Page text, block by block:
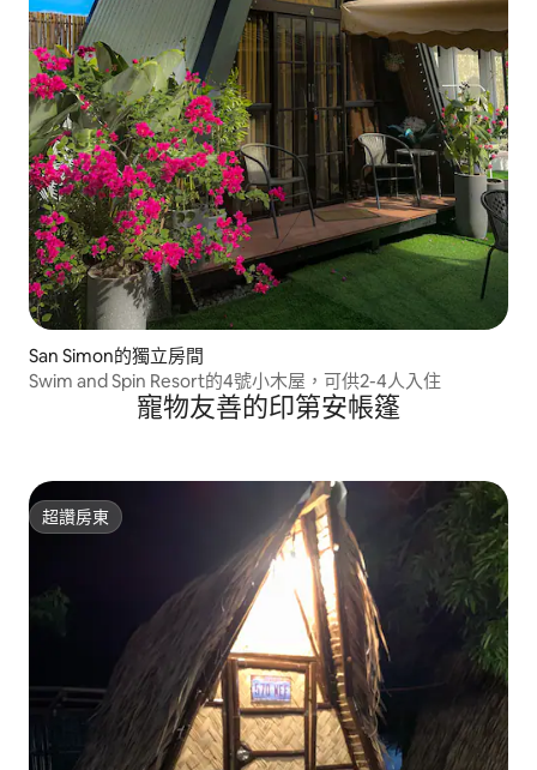
San Simon的獨立房間
Swim and Spin Resort的4號小木屋，可供2-4人入住
寵物友善的印第安帳篷
超讚房東
超讚房東